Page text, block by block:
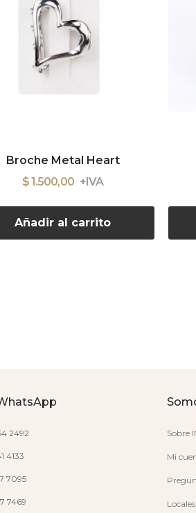
Broche Metal Heart
$ 1.500,00
Añadir al carrito
2492
4133
7095
7469
Sobre
Mi
Locales